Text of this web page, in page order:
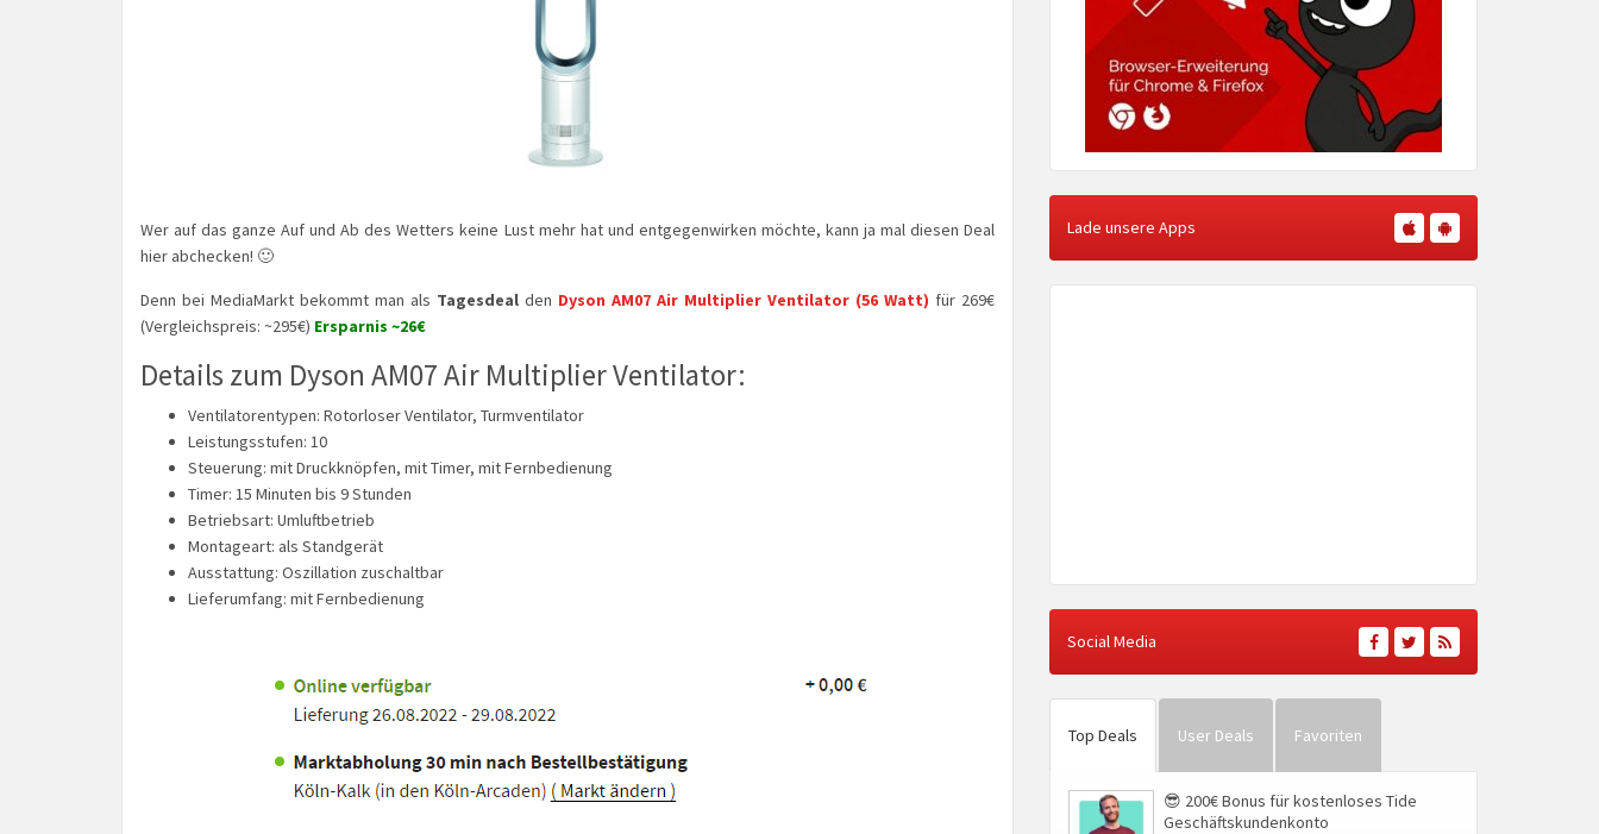
Wer auf das ganze Auf und Ab des Wetters keine Lust mehr hat und entgegenwirken möchte, kann ja mal diesen Deal
hier abchecken! 🙂
Denn bei MediaMarkt bekommt man als Tagesdeal den Dyson AM07 Air Multiplier Ventilator (56 Watt) für 269€
(Vergleichspreis: ~295€) Ersparnis ~26€
Details zum Dyson AM07 Air Multiplier Ventilator:
Ventilatorentypen: Rotorloser Ventilator, Turmventilator
Leistungsstufen: 10
Steuerung: mit Druckknöpfen, mit Timer, mit Fernbedienung
Timer: 15 Minuten bis 9 Stunden
Betriebsart: Umluftbetrieb
Montageart: als Standgerät
Ausstattung: Oszillation zuschaltbar
Lieferumfang: mit Fernbedienung
Lade unsere Apps
Social Media
Top Deals User Deals Favoriten
😎 200€ Bonus für kostenloses Tide
Geschäftskundenkonto